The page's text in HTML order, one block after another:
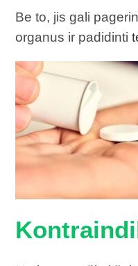
Be to, jis gali
organus ir padidinti